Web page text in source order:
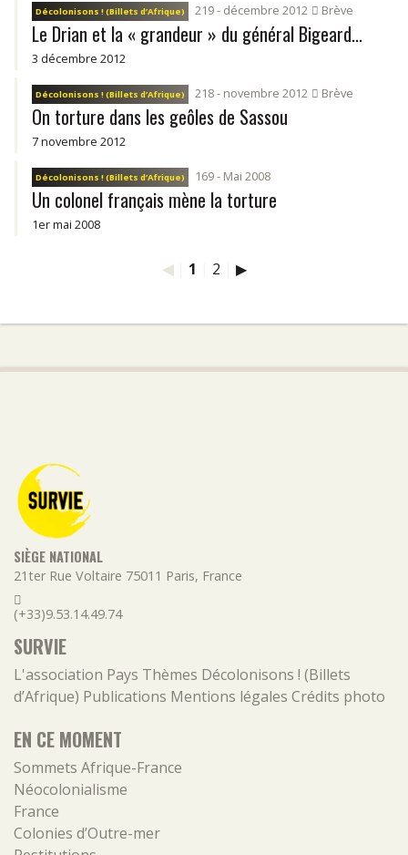
Décolonisons ! (Billets d’Afrique) 219 - décembre 2012 Brève
Le Drian et la « grandeur » du général Bigeard...
3 décembre 2012
Décolonisons ! (Billets d’Afrique) 218 - novembre 2012 Brève
On torture dans les geôles de Sassou
7 novembre 2012
Décolonisons ! (Billets d’Afrique) 169 - Mai 2008
Un colonel français mène la torture
1er mai 2008
◀| 1 2 ▶
SIÈGE NATIONAL
21ter Rue Voltaire 75011 Paris, France
(+33)9.53.14.49.74
SURVIE
L'association Pays Thèmes Décolonisons ! (Billets
d’Afrique) Publications Mentions légales Crédits photo
EN CE MOMENT
Sommets Afrique-France
Néocolonialisme
France
Colonies d’Outre-mer